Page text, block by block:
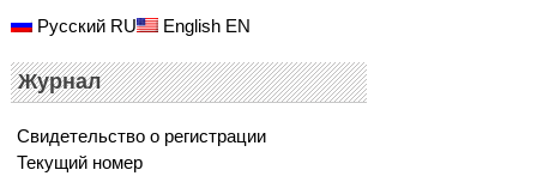
Русский RU English EN
Журнал
Свидетельство о регистрации
Текущий номер